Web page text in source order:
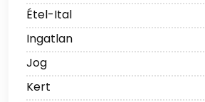
Étel-Ital
Ingatlan
Jog
Kert